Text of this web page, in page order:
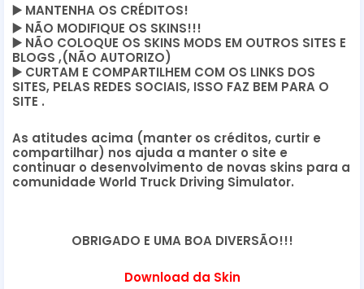
▶️ MANTENHA OS CRÉDITOS!
▶️ NÃO MODIFIQUE OS SKINS!!!
▶️ NÃO COLOQUE OS SKINS MODS EM OUTROS SITES E
BLOGS ,(NÃO AUTORIZO)
▶️ CURTAM E COMPARTILHEM COM OS LINKS DOS
SITES, PELAS REDES SOCIAIS, ISSO FAZ BEM PARA O
SITE .
As atitudes acima (manter os créditos, curtir e
compartilhar) nos ajuda a manter o site e
continuar o desenvolvimento de novas skins para a
comunidade World Truck Driving Simulator.
OBRIGADO E UMA BOA DIVERSÃO!!!
Download da Skin